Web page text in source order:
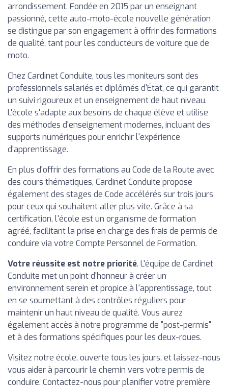
arrondissement. Fondée en 2015 par un enseignant
passionné, cette auto-moto-école nouvelle génération
se distingue par son engagement à offrir des formations
de qualité, tant pour les conducteurs de voiture que de
moto.
Chez Cardinet Conduite, tous les moniteurs sont des
professionnels salariés et diplômés d'État, ce qui garantit
un suivi rigoureux et un enseignement de haut niveau.
L'école s'adapte aux besoins de chaque élève et utilise
des méthodes d'enseignement modernes, incluant des
supports numériques pour enrichir l'expérience
d'apprentissage.
En plus d'offrir des formations au Code de la Route avec
des cours thématiques, Cardinet Conduite propose
également des stages de Code accélérés sur trois jours
pour ceux qui souhaitent aller plus vite. Grâce à sa
certification, l'école est un organisme de formation
agréé, facilitant la prise en charge des frais de permis de
conduire via votre Compte Personnel de Formation.
Votre réussite est notre priorité. L'équipe de Cardinet
Conduite met un point d'honneur à créer un
environnement serein et propice à l'apprentissage, tout
en se soumettant à des contrôles réguliers pour
maintenir un haut niveau de qualité. Vous aurez
également accès à notre programme de "post-permis"
et à des formations spécifiques pour les deux-roues.
Visitez notre école, ouverte tous les jours, et laissez-nous
vous aider à parcourir le chemin vers votre permis de
conduire. Contactez-nous pour planifier votre première